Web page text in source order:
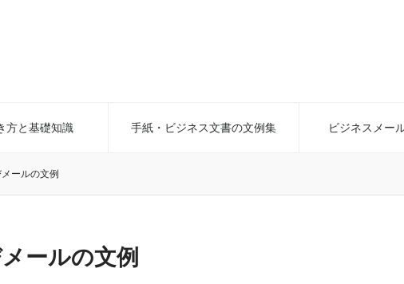
方と基礎知識 手紙・ビジネス文書の文例集 ビジネスメー
ールの文例
ールの文例